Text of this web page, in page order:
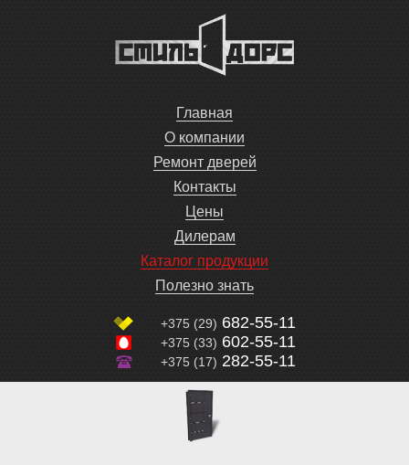
Главная
О компании
Ремонт дверей
Контакты
Цены
Дилерам
Каталог продукции
Полезно знать
+375 (29) 682-55-11
+375 (33) 602-55-11
+375 (17) 282-55-11